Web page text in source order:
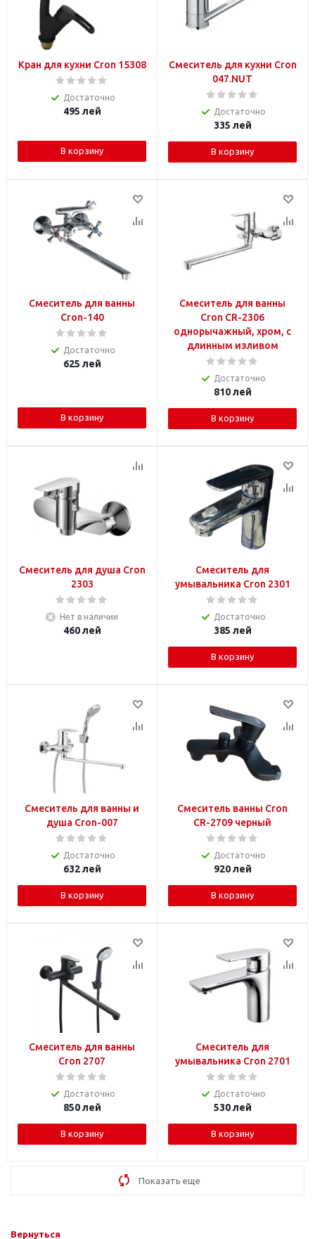
Кран для кухни Cron 15308
Достаточно
495 лей
В корзину
Смеситель для кухни Cron
047.NUT
Достаточно
335 лей
В корзину
Смеситель для ванны
Cron-140
Достаточно
625 лей
В корзину
Смеситель для ванны
Cron CR-2306
однорычажный, хром, с
длинным изливом
Достаточно
810лей
В корзину
Смеситель для душа Cron
2303
Нет в наличии
460лей
Смеситель для
умывальника Cron 2301
Достаточно
385 лей
В корзину
Смеситель для ванны и
душа Cron-007
Достаточно
632лей
В корзину
Смеситель ванны Cron
CR-2709 черный
Достаточно
920лей
В корзину
Смеситель для ванны
Cron 2707
Достаточно
850лей
В корзину
Смеситель для
умывальника Cron 2701
Достаточно
530лей
В корзину
Показать еще
Вернуться